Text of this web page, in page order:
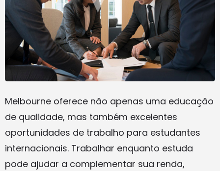
Melbourne oferece não apenas uma educação
de qualidade, mas também excelentes
oportunidades de trabalho para estudantes
internacionais. Trabalhar enquanto estuda
pode ajudar a complementar sua renda,